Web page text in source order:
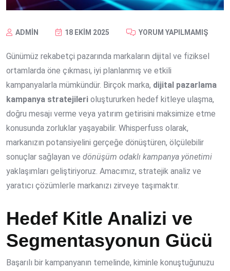
ADMIN 18 EKIM 2025 YORUM YAPILMAMIŞ
Günümüz rekabetçi pazarında markaların dijital ve fiziksel
ortamlarda öne çıkması, iyi planlanmış ve etkili
kampanyalarla mümkündür. Birçok marka, dijital pazarlama
kampanya stratejileri oluştururken hedef kitleye ulaşma,
doğru mesajı verme veya yatırım getirisini maksimize etme
konusunda zorluklar yaşayabilir. Whisperfuss olarak,
markanızın potansiyelini gerçeğe dönüştüren, ölçülebilir
sonuçlar sağlayan ve dönüşüm odaklı kampanya yönetimi
yaklaşımları geliştiriyoruz. Amacımız, stratejik analiz ve
yaratıcı çözümlerle markanızı zirveye taşımaktır.
Hedef Kitle Analizi ve
Segmentasyonun Gücü
Başarılı bir kampanyanın temelinde, kiminle konuştuğunuzu